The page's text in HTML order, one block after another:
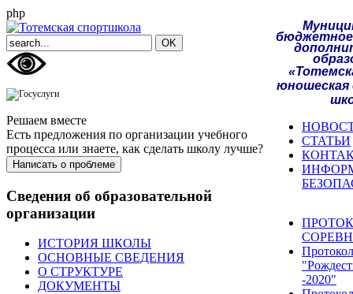
php
Решаем вместе
Есть предложения по организации учебного
процесса или знаете, как сделать школу лучше?
Написать о проблеме
Сведения об образовательной
организации
ИСТОРИЯ ШКОЛЫ
ОСНОВНЫЕ СВЕДЕНИЯ
О СТРУКТУРЕ
ДОКУМЕНТЫ
бюджетное
юношеская
СТАТЬИ
-2020"